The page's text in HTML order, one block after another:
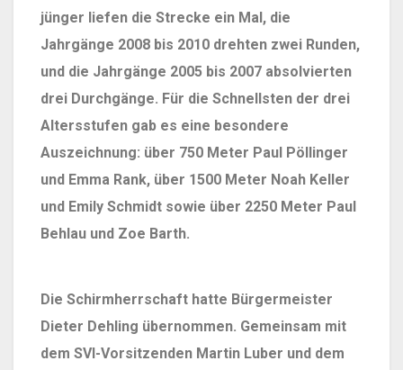
jünger liefen die Strecke ein Mal, die
Jahrgänge 2008 bis 2010 drehten zwei Runden,
und die Jahrgänge 2005 bis 2007 absolvierten
drei Durchgänge. Für die Schnellsten der drei
Altersstufen gab es eine besondere
Auszeichnung: über 750 Meter Paul Pöllinger
und Emma Rank, über 1500 Meter Noah Keller
und Emily Schmidt sowie über 2250 Meter Paul
Behlau und Zoe Barth.
Die Schirmherrschaft hatte Bürgermeister
Dieter Dehling übernommen. Gemeinsam mit
dem SVI-Vorsitzenden Martin Luber und dem